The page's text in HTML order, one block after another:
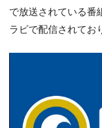
で放送されている番
ラビで配信されてお